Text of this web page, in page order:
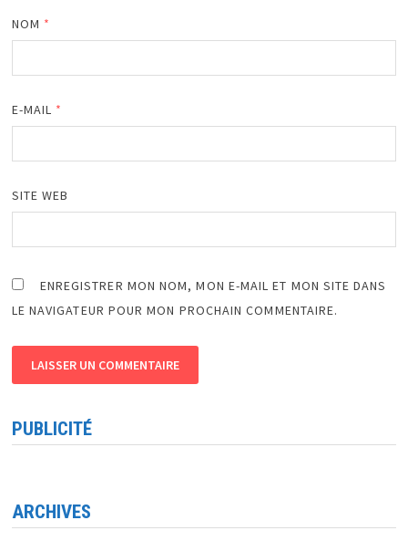
NOM *
E-MAIL *
SITE WEB
ENREGISTRER MON NOM, MON E-MAIL ET MON SITE DANS
LE NAVIGATEUR POUR MON PROCHAIN COMMENTAIRE.
PUBLICITÉ
ARCHIVES